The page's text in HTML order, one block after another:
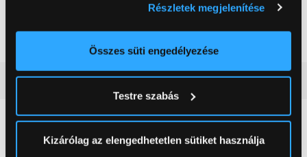
elhelyezkedéséről pár méteres pontossággal
Az Ön készülékén beazonosítása annak konkrét
módjairól és adja meg preferenciáit aRészletek
pontban. Bármikor módosíthatja vagy visszavonhatja a
Sütinyilatkozathoz való hozzájárulását.
Részletek megjelenítése
Összes süti engedélyezése
Testre szabás
Kizárólag az elengedhetetlen sütiket használja
kombinált hűtőszekrény
Vásárlói vélemények(0)
0